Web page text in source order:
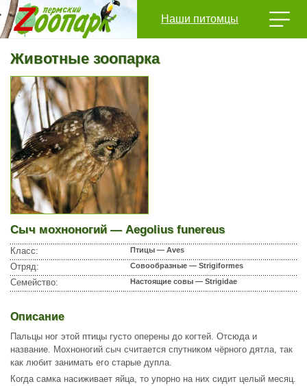
Наши питомцы
Животные зоопарка
Сыч мохноногий — Aegolius funereus
Класс: Птицы — Aves
Отряд: Совообразные — Strigiformes
Семейство: Настоящие совы — Strigidae
Описание
Пальцы ног этой птицы густо оперены до когтей. Отсюда и
название. Мохноногий сыч считается спутником чёрного дятла, так
как любит занимать его старые дупла.
Когда самка насиживает яйца, то упорно на них сидит целый месяц.